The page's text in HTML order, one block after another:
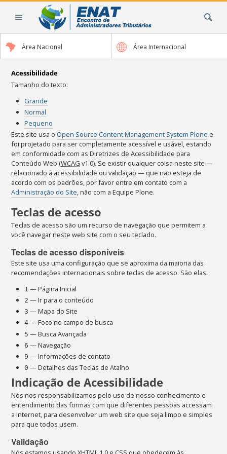
Área Nacional Área Internacional
Acessibilidade
Tamanho do texto:
Grande
Normal
Pequeno
Este site usa o Open Source Content Management System Plone e
foi projetado para ser completamente acessível e usável, estando
em conformidade com as Diretrizes de Acessibilidade para
Conteúdo Web (WCAG v1.0). Se existir qualquer coisa neste site —
relacionado à acessibilidade ou validação — que não esteja de
acordo com os padrões, por favor entre em contato com a
Administração do Site, não com a Equipe Plone.
Teclas de acesso
Teclas de acesso são um recurso de navegação que permitem a
você navegar neste web site com o seu teclado.
Teclas de acesso disponíveis
Este site usa uma configuração que se aproxima da maioria das
recomendações internacionais sobre teclas de acesso. São elas:
1 — Página Inicial
2 — Ir para o conteúdo
3 — Mapa do Site
4 — Foco no campo de busca
5 — Busca Avançada
6 — Navegação
9 — Informações de contato
0 — Detalhes das Teclas de Atalho
Indicação de Acessibilidade
Nós nos responsabilizamos pelo uso de nosso conhecimento e
entendimento das formas com que diferentes pessoas accessam
a Internet, para desenvolver um web site que seja limpo e simples
para que todos usem.
Validação